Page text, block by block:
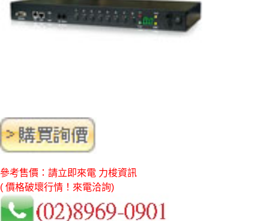
參考售價：請立即來電 力梭資訊
( 價格破壞行情！來電洽詢)